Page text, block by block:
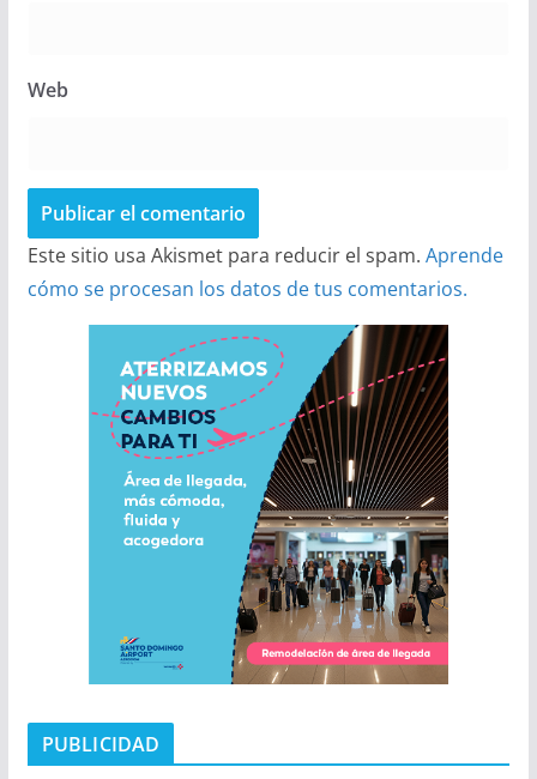
Web
Este sitio usa Akismet para reducir el spam. Aprende
cómo se procesan los datos de tus comentarios.
PUBLICIDAD